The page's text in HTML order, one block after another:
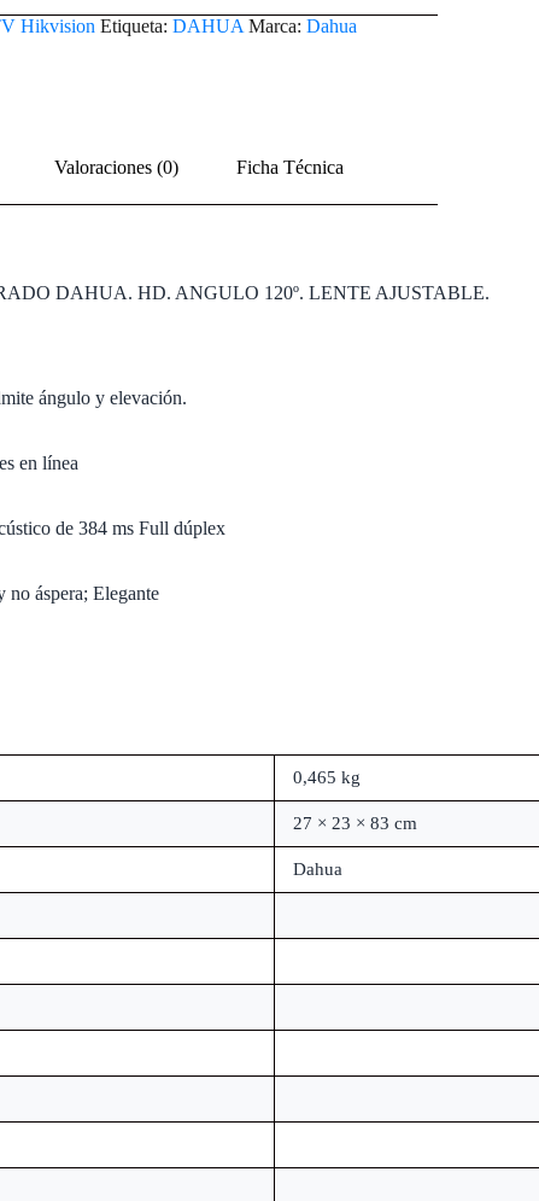
Hikvision Etiqueta: DAHUA Marca: Dahua
Valoraciones (0) Ficha Técnica
DAHUA. HD. ANGULO 120º. LENTE AJUSTABLE.
ángulo y elevación.
en línea
de 384 ms Full dúplex
no áspera; Elegante
0,465 kg
27 × 23 × 83 cm
Dahua